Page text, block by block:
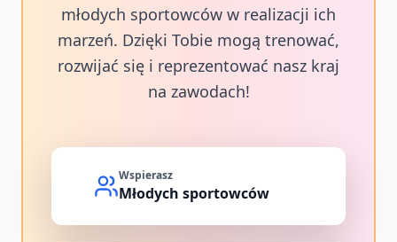
młodych sportowców w realizacji ich
marzeń. Dzięki Tobie mogą trenować,
rozwijać się i reprezentować nasz kraj
na zawodach!
Wspierasz
Młodych sportowców